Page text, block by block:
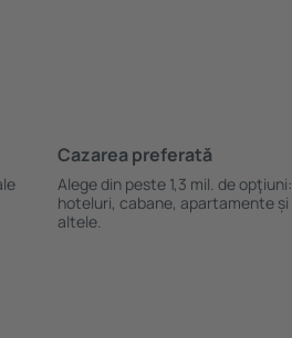
Cazarea preferată
Alege din peste 1,3 mil. de opţiuni:
hoteluri, cabane, apartamente și
altele.